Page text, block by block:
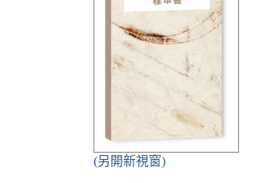
(另開新視窗)